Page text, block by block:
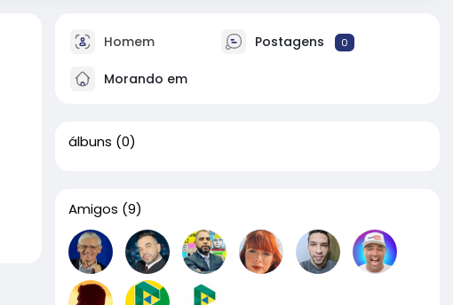
Homem Postagens 0
Morando em
álbuns (0)
Amigos (9)